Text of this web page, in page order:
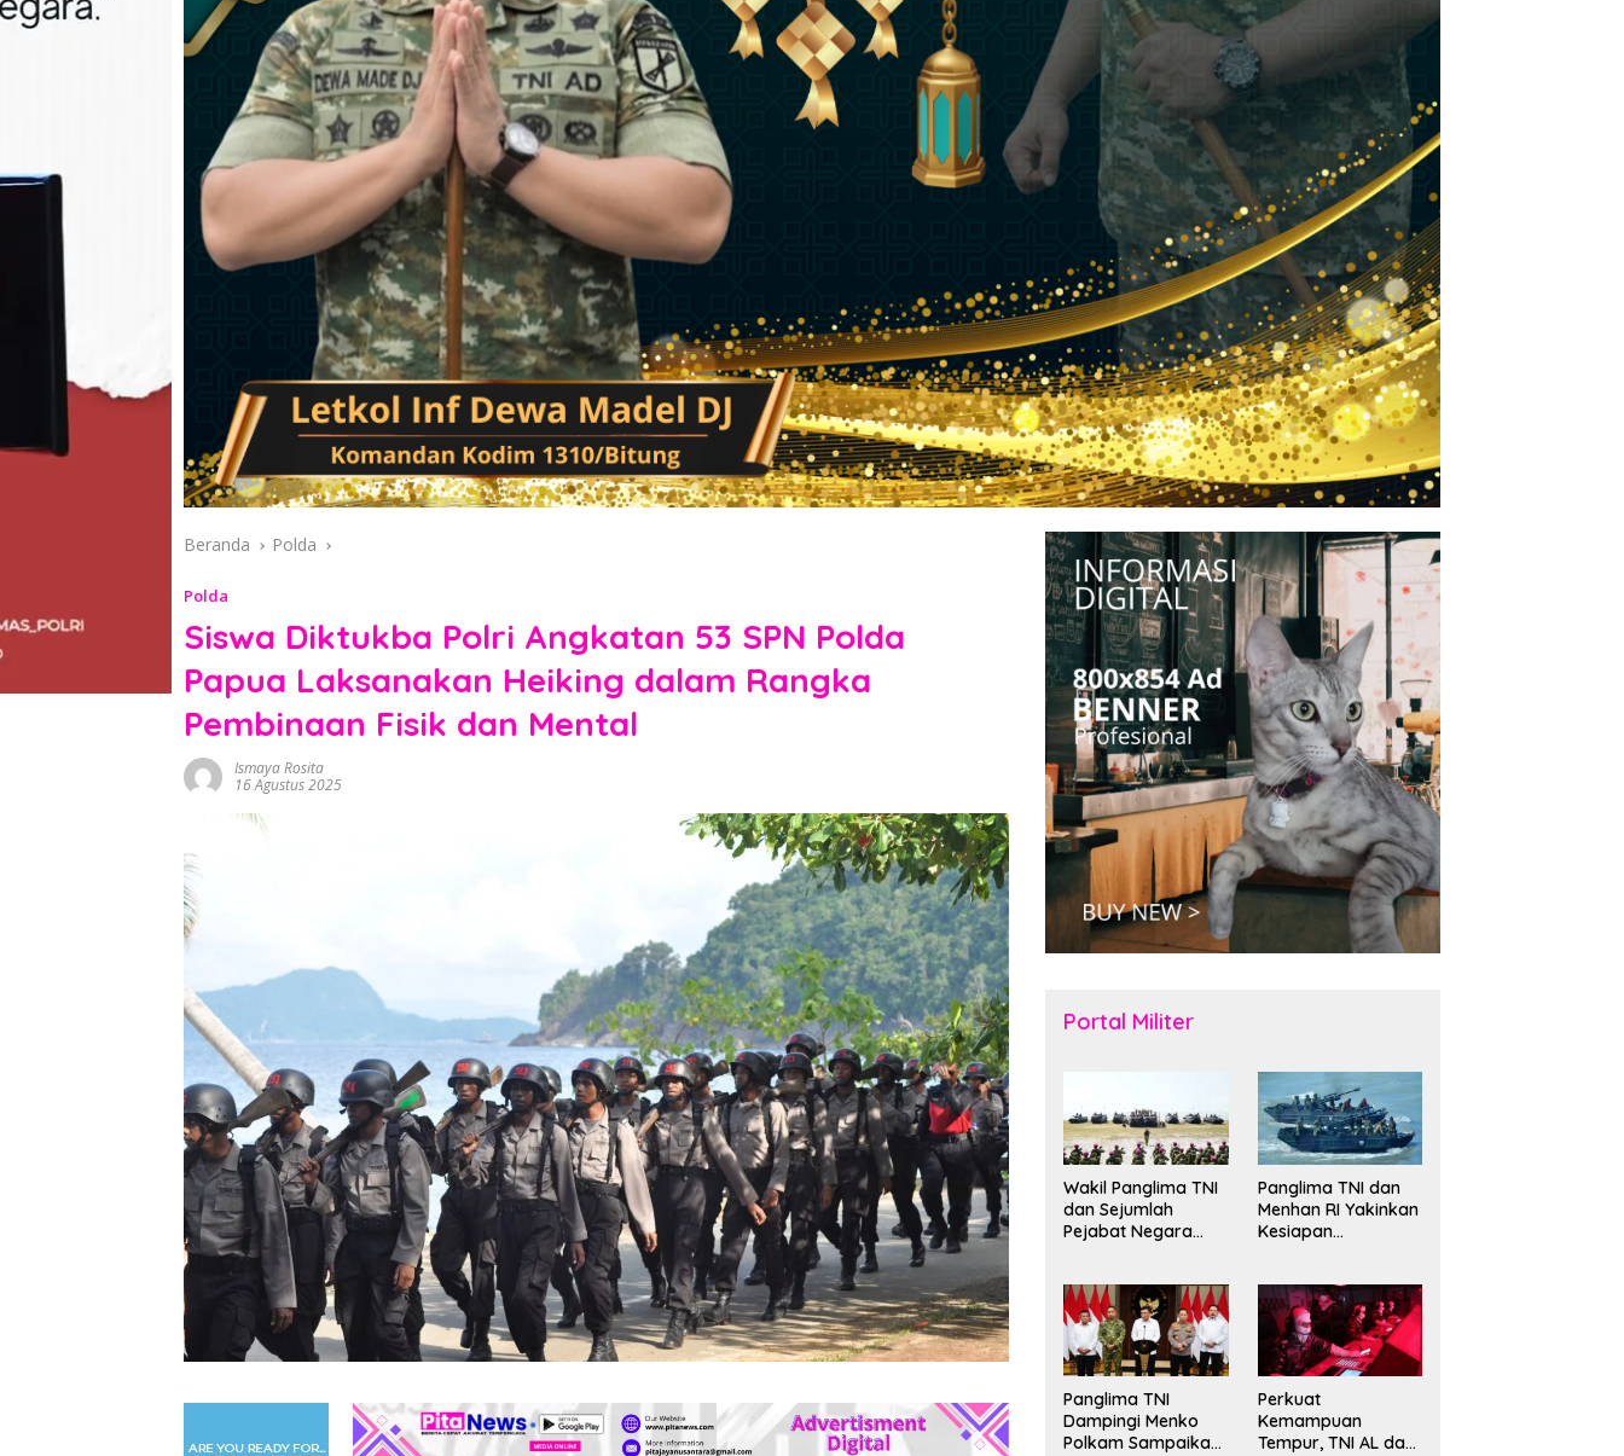
Beranda Polda
Polda
Siswa Diktukba Polri Angkatan 53 SPN Polda
Papua Laksanakan Heiking dalam Rangka
Pembinaan Fisik dan Mental
Ismaya Rosita
16 Agustus 2025
Portal Militer
Wakil Panglima TNI
dan Sejumlah
Pejabat Negara
Brevet Korps
Marinir
Panglima TNI dan
Menhan RI Yakinkan
Kesiapan
Panglima TNI
Dampingi Menko
Polkam Sampaikan
Perkuat
Kemampuan
Tempur, TNI AL dan